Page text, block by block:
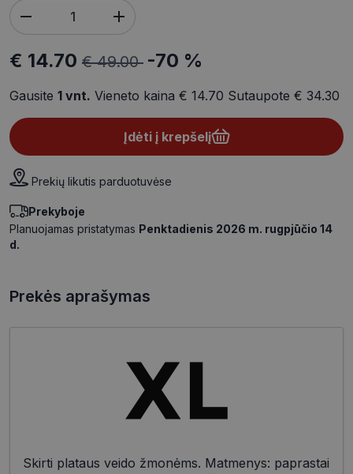
€ 14.70 € 49.00 -70 %
Gausite 1 vnt. Vieneto kaina € 14.70 Sutaupote € 34.30
Įdėti į krepšelį
Prekių likutis parduotuvėse
Prekyboje
Planuojamas pristatymas Penktadienis 2026 m. rugpjūčio 14
d.
Prekės aprašymas
Skirti plataus veido žmonėms. Matmenys: paprastai